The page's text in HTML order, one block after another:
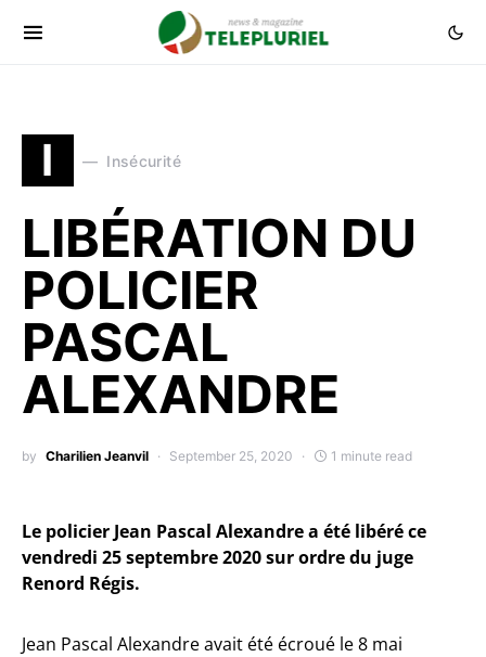
I Insécurité
LIBÉRATION DU
POLICIER
PASCAL
ALEXANDRE
by Charilien Jeanvil September 25, 2020 1 minute read
Le policier Jean Pascal Alexandre a été libéré ce
vendredi 25 septembre 2020 sur ordre du juge
Renord Régis.
Jean Pascal Alexandre avait été écroué le 8 mai